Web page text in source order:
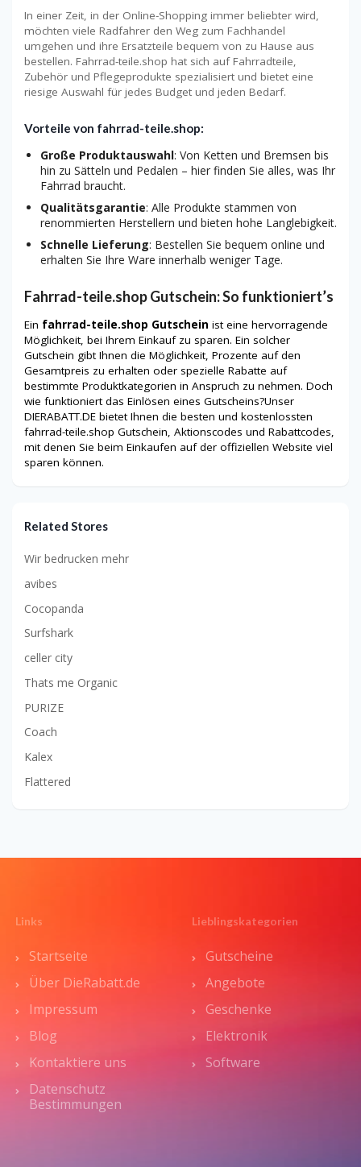
In einer Zeit, in der Online-Shopping immer beliebter wird,
möchten viele Radfahrer den Weg zum Fachhandel
umgehen und ihre Ersatzteile bequem von zu Hause aus
bestellen. Fahrrad-teile.shop hat sich auf Fahrradteile,
Zubehör und Pflegeprodukte spezialisiert und bietet eine
riesige Auswahl für jedes Budget und jeden Bedarf.
Vorteile von fahrrad-teile.shop:
Große Produktauswahl: Von Ketten und Bremsen bis
hin zu Sätteln und Pedalen – hier finden Sie alles, was Ihr
Fahrrad braucht.
Qualitätsgarantie: Alle Produkte stammen von
renommierten Herstellern und bieten hohe Langlebigkeit.
Schnelle Lieferung: Bestellen Sie bequem online und
erhalten Sie Ihre Ware innerhalb weniger Tage.
Fahrrad-teile.shop Gutschein: So funktioniert’s
Ein fahrrad-teile.shop Gutschein ist eine hervorragende
Möglichkeit, bei Ihrem Einkauf zu sparen. Ein solcher
Gutschein gibt Ihnen die Möglichkeit, Prozente auf den
Gesamtpreis zu erhalten oder spezielle Rabatte auf
bestimmte Produktkategorien in Anspruch zu nehmen. Doch
wie funktioniert das Einlösen eines Gutscheins?Unser
DIERABATT.DE bietet Ihnen die besten und kostenlossten
fahrrad-teile.shop Gutschein, Aktionscodes und Rabattcodes,
mit denen Sie beim Einkaufen auf der offiziellen Website viel
sparen können.
Related Stores
Wir bedrucken mehr
avibes
Cocopanda
Surfshark
celler city
Thats me Organic
PURIZE
Coach
Kalex
Flattered
Links
Startseite
Über DieRabatt.de
Impressum
Blog
Kontaktiere uns
Datenschutz
Bestimmungen
Lieblingskategorien
Gutscheine
Angebote
Geschenke
Elektronik
Software